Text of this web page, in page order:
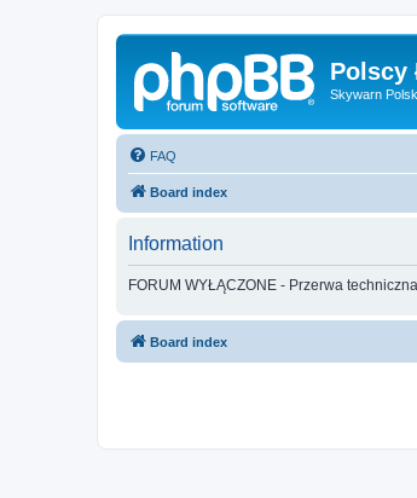
Polscy
Skywarn
FAQ
Board index
Information
FORUM WYŁĄCZONE - Przerwa
Board index